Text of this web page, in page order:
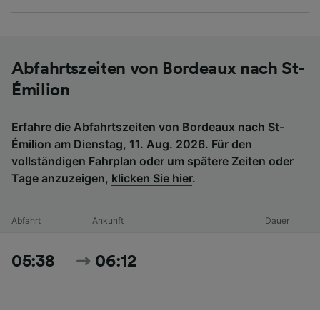
Abfahrtszeiten von Bordeaux nach St-
Émilion
Erfahre die Abfahrtszeiten von Bordeaux nach St-
Émilion am Dienstag, 11. Aug. 2026. Für den
vollständigen Fahrplan oder um spätere Zeiten oder
Tage anzuzeigen, klicken Sie hier.
Abfahrt Ankunft Dauer
05:38 06:12